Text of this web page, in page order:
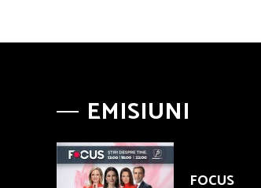
EMISIUNI
FOCUS